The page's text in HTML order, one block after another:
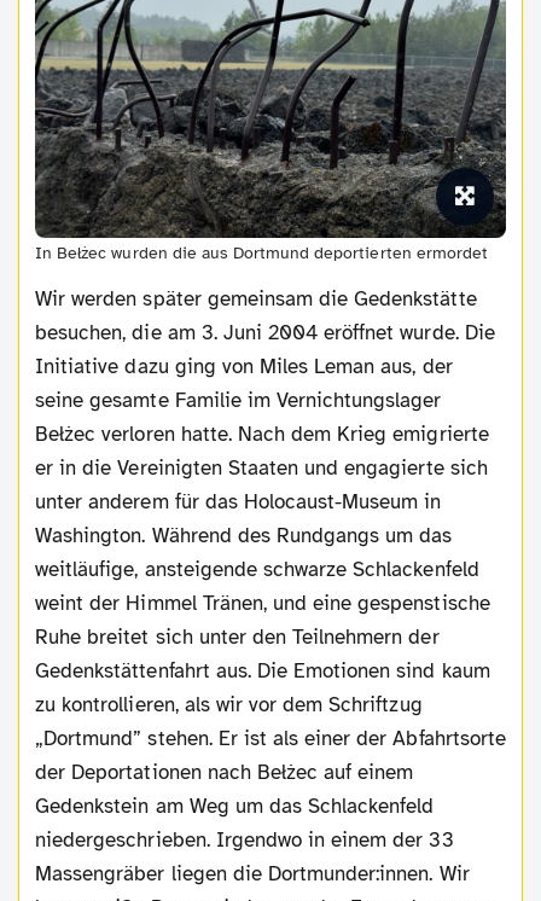
In Bełżec wurden die aus Dortmund deportierten ermordet
Wir werden später gemeinsam die Gedenkstätte
besuchen, die am 3. Juni 2004 eröffnet wurde. Die
Initiative dazu ging von Miles Leman aus, der
seine gesamte Familie im Vernichtungslager
Bełżec verloren hatte. Nach dem Krieg emigrierte
er in die Vereinigten Staaten und engagierte sich
unter anderem für das Holocaust-Museum in
Washington. Während des Rundgangs um das
weitläufige, ansteigende schwarze Schlackenfeld
weint der Himmel Tränen, und eine gespenstische
Ruhe breitet sich unter den Teilnehmern der
Gedenkstättenfahrt aus. Die Emotionen sind kaum
zu kontrollieren, als wir vor dem Schriftzug
„Dortmund” stehen. Er ist als einer der Abfahrtsorte
der Deportationen nach Bełżec auf einem
Gedenkstein am Weg um das Schlackenfeld
niedergeschrieben. Irgendwo in einem der 33
Massengräber liegen die Dortmunder:innen. Wir